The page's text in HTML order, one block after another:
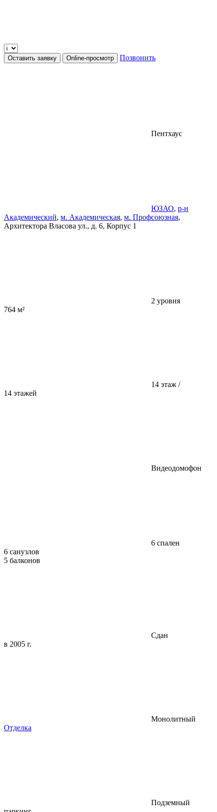
Оставить заявку Online-просмотр Позвонить
Пентхаус
ЮЗАО, р-н
Академический, м. Академическая, м. Профсоюзная,
Архитектора Власова ул., д. 6, Корпус 1
2 уровня
764 м²
14 этаж /
14 этажей
Видеодомофон
6 спален
6 санузлов
5 балконов
Сдан
в 2005 г.
Монолитный
Отделка
Подземный